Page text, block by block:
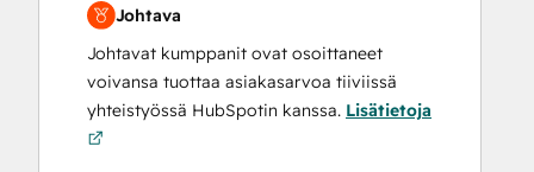
Johtava
Johtavat kumppanit ovat osoittaneet
voivansa tuottaa asiakasarvoa tiiviissä
yhteistyössä HubSpotin kanssa. Lisätietoja